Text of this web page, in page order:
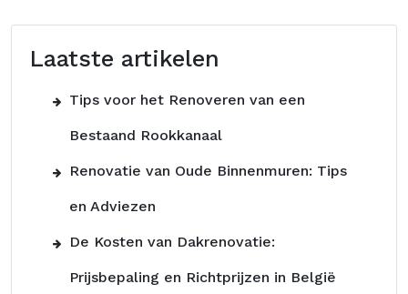
Laatste artikelen
Tips voor het Renoveren van een
Bestaand Rookkanaal
Renovatie van Oude Binnenmuren: Tips
en Adviezen
De Kosten van Dakrenovatie:
Prijsbepaling en Richtprijzen in België